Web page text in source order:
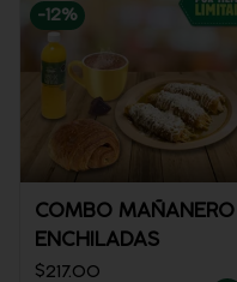
-12%
COMBO MAÑANERO
ENCHILADAS
$217.00